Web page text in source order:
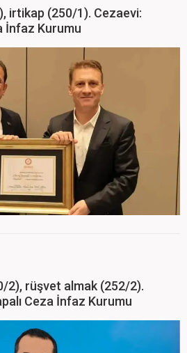
irtikap (250/1). Cezaevi:
İnfaz Kurumu
2), rüşvet almak (252/2).
Ceza İnfaz Kurumu